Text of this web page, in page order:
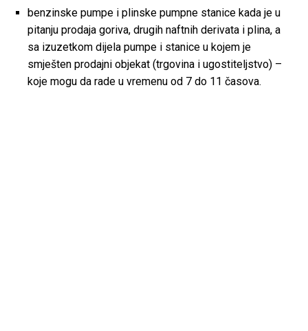
benzinske pumpe i plinske pumpne stanice kada je u
pitanju prodaja goriva, drugih naftnih derivata i plina, a
sa izuzetkom dijela pumpe i stanice u kojem je
smješten prodajni objekat (trgovina i ugostiteljstvo) –
koje mogu da rade u vremenu od 7 do 11 časova.